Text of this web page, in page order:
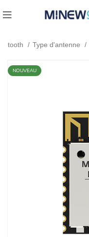
Type d'antenne
NOUVEAU